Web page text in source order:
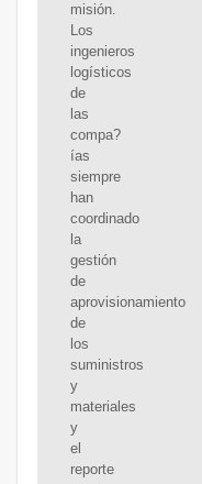
misión.
Los
ingenieros
logísticos
de
las
compa?
ías
siempre
han
coordinado
la
gestión
de
aprovisionamiento
de
los
suministros
y
materiales
y
el
reporte